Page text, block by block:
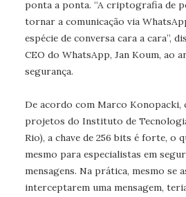
ponta a ponta. “A criptografia de
tornar a comunicação via
espécie de conversa cara a cara”,
CEO do WhatsApp, Jan Koum, ao
segurança.
De acordo com Marco Konopacki,
projetos do Instituto de
Rio), a chave de 256 bits é forte, o
mesmo para especialistas em
mensagens. Na prática, mesmo se
interceptarem uma mensagem,